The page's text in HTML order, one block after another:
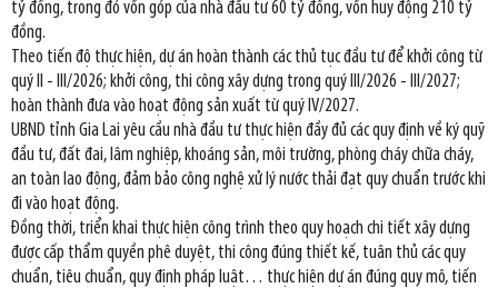
tỷ đồng, trong đó vốn góp của nhà đầu tư 60 tỷ đồng, vốn huy động 210 tỷ
đồng.
Theo tiến độ thực hiện, dự án hoàn thành các thủ tục đầu tư để khởi công từ
quý II - III/2026; khởi công, thi công xây dựng trong quý III/2026 - III/2027;
hoàn thành đưa vào hoạt động sản xuất từ quý IV/2027.
UBND tỉnh Gia Lai yêu cầu nhà đầu tư thực hiện đầy đủ các quy định về ký quỹ
đầu tư, đất đai, lâm nghiệp, khoáng sản, môi trường, phòng cháy chữa cháy,
an toàn lao động, đảm bảo công nghệ xử lý nước thải đạt quy chuẩn trước khi
đi vào hoạt động.
Đồng thời, triển khai thực hiện công trình theo quy hoạch chi tiết xây dựng
được cấp thẩm quyền phê duyệt, thi công đúng thiết kế, tuân thủ các quy
chuẩn, tiêu chuẩn, quy định pháp luật… thực hiện dự án đúng quy mô, tiến